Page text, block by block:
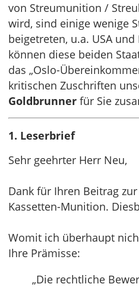
von Streumunition /
wird, sind einige wenige
beigetreten, u.a. USA
können diese beiden
das „Oslo-
kritischen Zuschriften
Goldbrunner für Sie
1. Leserbrief
Sehr geehrter Herr Neu,
Dank für Ihren Beitrag
Kassetten-Munition.
Womit ich überhaupt
Ihre Prämisse:
„Die rechtliche